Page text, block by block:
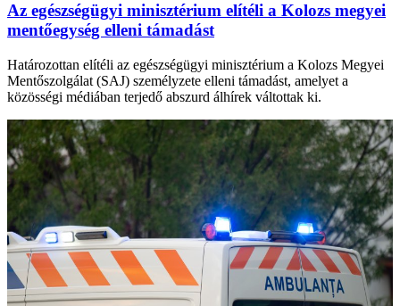
Az egészségügyi minisztérium elítéli a Kolozs megyei
mentőegység elleni támadást
Határozottan elítéli az egészségügyi minisztérium a Kolozs Megyei
Mentőszolgálat (SAJ) személyzete elleni támadást, amelyet a
közösségi médiában terjedő abszurd álhírek váltottak ki.